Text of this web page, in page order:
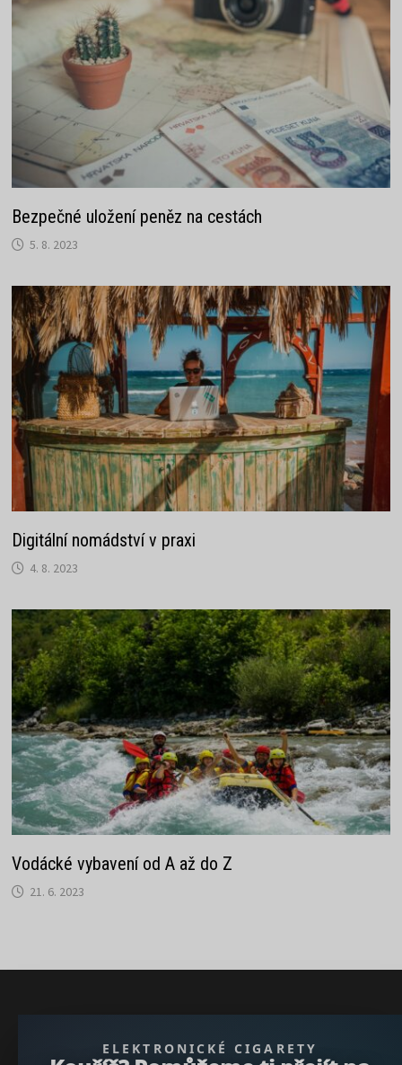
Bezpečné uložení peněz na cestách
5. 8. 2023
Digitální nomádství v praxi
4. 8. 2023
Vodácké vybavení od A až do Z
21. 6. 2023
ELEKTRONICKÉ CIGARETY